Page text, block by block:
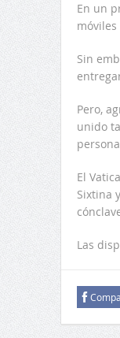
En un
Sin
Pero,
unido
El
Sixtina
Las